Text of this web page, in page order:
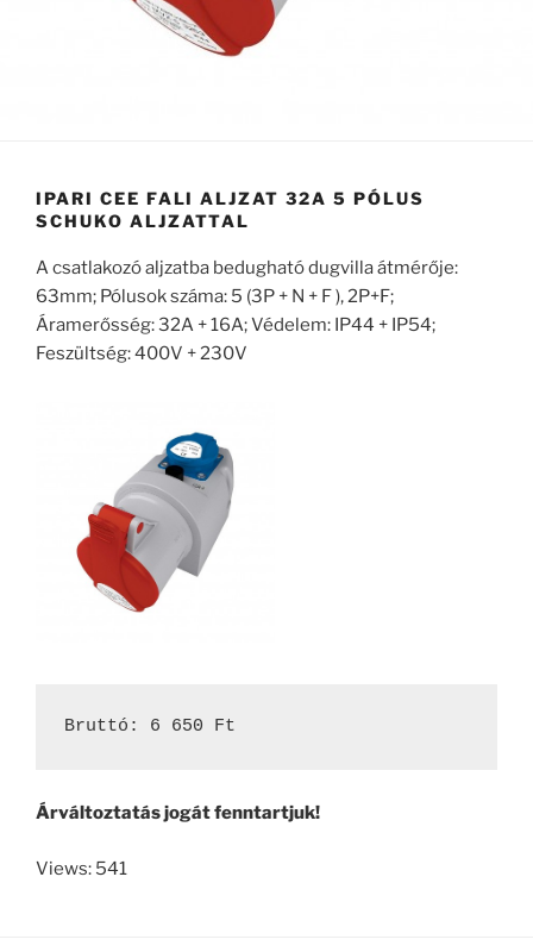
IPARI CEE FALI ALJZAT 32A 5 PÓLUS
SCHUKO ALJZATTAL
A csatlakozó aljzatba bedugható dugvilla átmérője:
63mm; Pólusok száma: 5 (3P + N + F ), 2P+F;
Áramerősség: 32A + 16A; Védelem: IP44 + IP54;
Feszültség: 400V + 230V
Bruttó: 6 650 Ft
Árváltoztatás jogát fenntartjuk!
Views: 541